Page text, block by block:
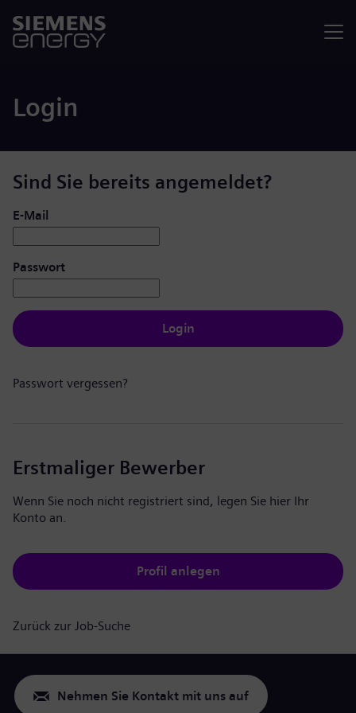
Login
Sind Sie bereits angemeldet?
Login: Benutzer und Passwort
E-Mail
Passwort
Login
Passwort vergessen?
Erstmaliger Bewerber
Wenn Sie noch nicht registriert sind, legen Sie hier Ihr
Konto an.
Profil anlegen
Zurück zur Job-Suche
Nehmen Sie Kontakt mit uns auf